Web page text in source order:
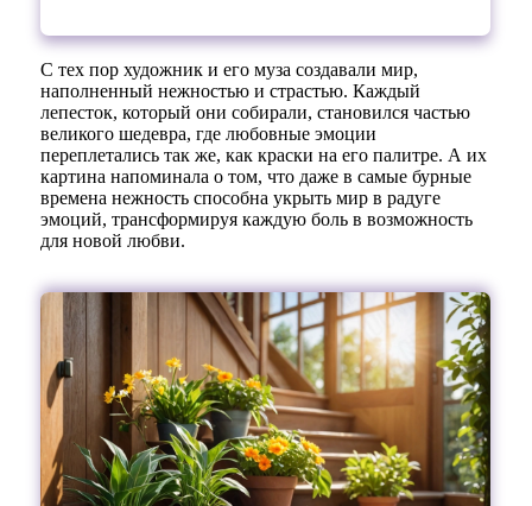
С тех пор художник и его муза создавали мир,
наполненный нежностью и страстью. Каждый
лепесток, который они собирали, становился частью
великого шедевра, где любовные эмоции
переплетались так же, как краски на его палитре. А их
картина напоминала о том, что даже в самые бурные
времена нежность способна укрыть мир в радуге
эмоций, трансформируя каждую боль в возможность
для новой любви.